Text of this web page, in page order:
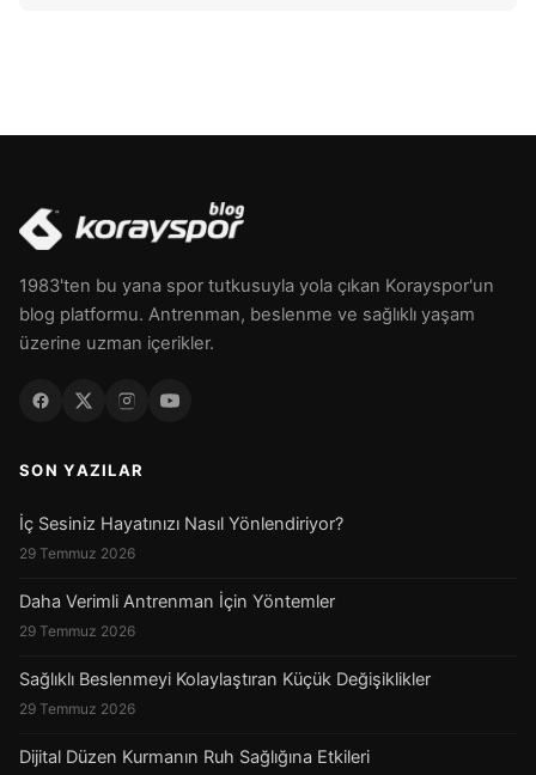
1983'ten bu yana spor tutkusuyla yola çıkan Korayspor'un
blog platformu. Antrenman, beslenme ve sağlıklı yaşam
üzerine uzman içerikler.
SON YAZILAR
İç Sesiniz Hayatınızı Nasıl Yönlendiriyor?
29 Temmuz 2026
Daha Verimli Antrenman İçin Yöntemler
29 Temmuz 2026
Sağlıklı Beslenmeyi Kolaylaştıran Küçük Değişiklikler
29 Temmuz 2026
Dijital Düzen Kurmanın Ruh Sağlığına Etkileri